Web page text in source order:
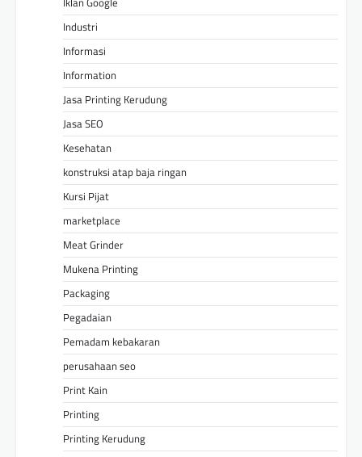
Industri
Informasi
Information
Jasa Printing Kerudung
Jasa SEO
Kesehatan
konstruksi atap baja ringan
Kursi Pijat
marketplace
Meat Grinder
Mukena Printing
Packaging
Pegadaian
Pemadam kebakaran
perusahaan seo
Print Kain
Printing
Printing Kerudung